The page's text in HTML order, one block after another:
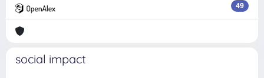
49
social impact